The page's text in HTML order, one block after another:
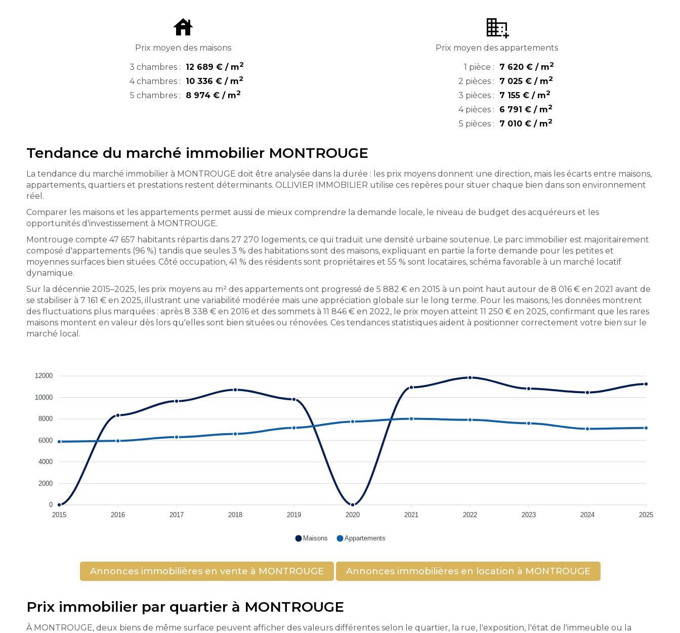
Prix moyen des maisons
3 chambres :
12 689 € / m2
4 chambres : 10 336 € / m2
5 chambres : 8 974 € / m2
Prix moyen des appartements
1 pièce :
7 620 € / m2
2 pièces : 7 025 € / m2
3 pièces : 7 155 € / m2
4 pièces : 6 791 € / m2
5 pièces : 7 010 € / m2
Tendance du marché immobilier MONTROUGE
La tendance du marché immobilier à MONTROUGE doit être analysée dans la durée : les prix moyens donnent une direction, mais les écarts entre maisons,
appartements, quartiers et prestations restent déterminants. OLLIVIER IMMOBILIER utilise ces repères pour situer chaque bien dans son environnement
réel.
Comparer les maisons et les appartements permet aussi de mieux comprendre la demande locale, le niveau de budget des acquéreurs et les
opportunités d'investissement à MONTROUGE.
Montrouge compte 47 657 habitants répartis dans 27 270 logements, ce qui traduit une densité urbaine soutenue. Le parc immobilier est majoritairement
composé d'appartements (96 %) tandis que seules 3 % des habitations sont des maisons, expliquant en partie la forte demande pour les petites et
moyennes surfaces bien situées. Côté occupation, 41 % des résidents sont propriétaires et 55 % sont locataires, schéma favorable à un marché locatif
dynamique.
Sur la décennie 2015–2025, les prix moyens au m² des appartements ont progressé de 5 882 € en 2015 à un point haut autour de 8 016 € en 2021 avant de
se stabiliser à 7 161 € en 2025, illustrant une variabilité modérée mais une appréciation globale sur le long terme. Pour les maisons, les données montrent
des fluctuations plus marquées : après 8 338 € en 2016 et des sommets à 11 846 € en 2022, le prix moyen atteint 11 250 € en 2025, confirmant que les rares
maisons montent en valeur dès lors qu'elles sont bien situées ou rénovées. Ces tendances statistiques aident à positionner correctement votre bien sur le
marché local.
12000
10000
8000
6000
4000
2000
0
2015
2016 2017 2018 2019 2020 2021 2022 2023 2024 2025
Maisons Appartements
Annonces immobilières en vente à MONTROUGE Annonces immobilières en location à MONTROUGE
Prix immobilier par quartier à MONTROUGE
À MONTROUGE, deux biens de même surface peuvent afficher des valeurs différentes selon le quartier, la rue, l'exposition, l'état de l'immeuble ou la